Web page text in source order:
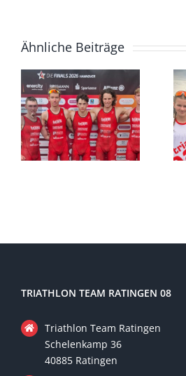
Ähnliche Beiträge
TRIATHLON TEAM RATINGEN 08
Triathlon Team Ratingen
Schelenkamp 36
40885 Ratingen